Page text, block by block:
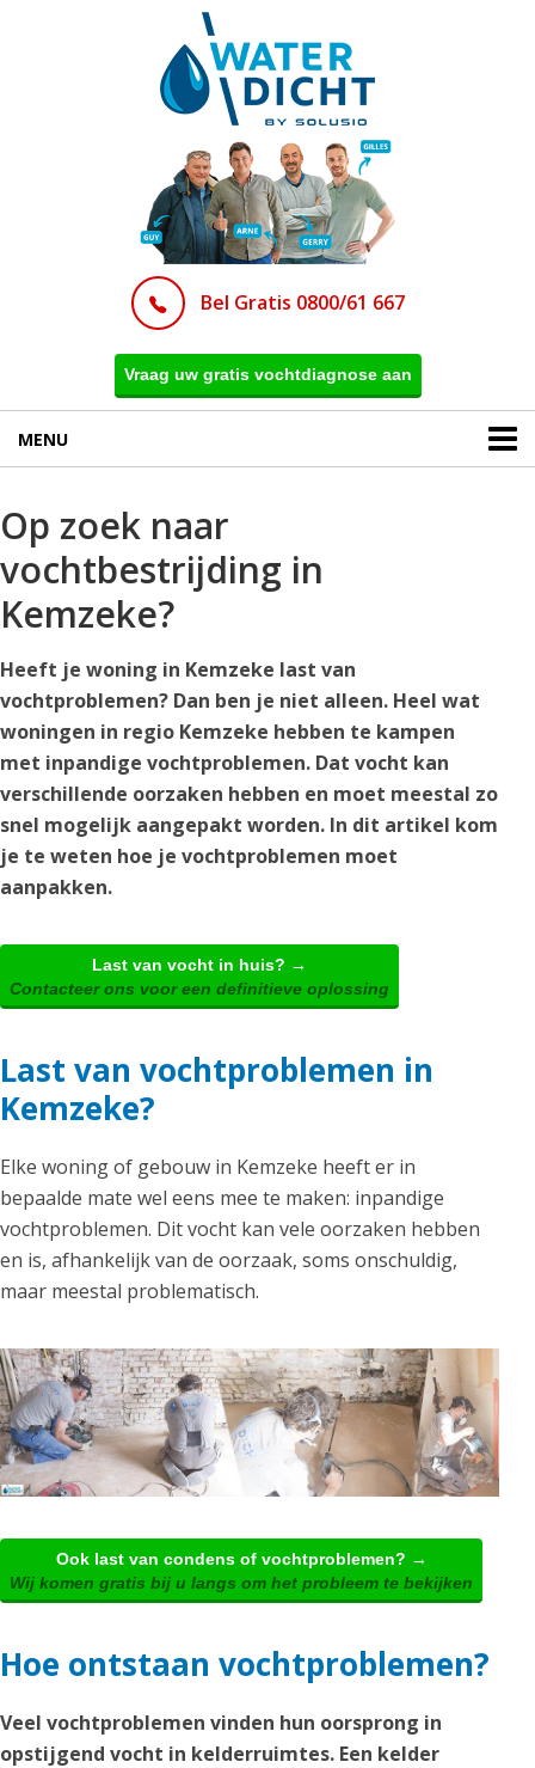
Bel Gratis 0800/61 667
Vraag uw gratis vochtdiagnose aan
MENU
Op zoek naar
vochtbestrijding in
Kemzeke?
Heeft je woning in Kemzeke last van
vochtproblemen? Dan ben je niet alleen. Heel wat
woningen in regio Kemzeke hebben te kampen
met inpandige vochtproblemen. Dat vocht kan
verschillende oorzaken hebben en moet meestal zo
snel mogelijk aangepakt worden. In dit artikel kom
je te weten hoe je vochtproblemen moet
aanpakken.
Last van vocht in huis? →
Contacteer ons voor een definitieve oplossing
Last van vochtproblemen in
Kemzeke?
Elke woning of gebouw in Kemzeke heeft er in
bepaalde mate wel eens mee te maken: inpandige
vochtproblemen. Dit vocht kan vele oorzaken hebben
en is, afhankelijk van de oorzaak, soms onschuldig,
maar meestal problematisch.
Ook last van condens of vochtproblemen? →
Wij komen gratis bij u langs om het probleem te bekijken
Hoe ontstaan vochtproblemen?
Veel vochtproblemen vinden hun oorsprong in
opstijgend vocht in kelderruimtes. Een kelder